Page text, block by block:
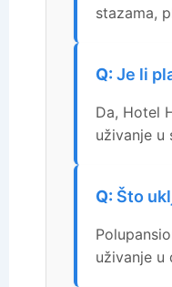
stazama,
Je li
Da, Hotel
uživanje u
Što
uživanje u